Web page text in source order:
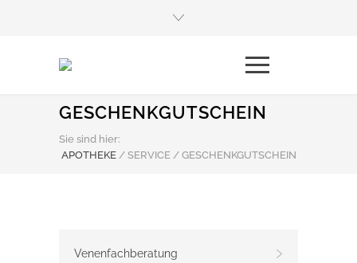
GESCHENKGUTSCHEIN
Sie sind hier:
APOTHEKE / SERVICE / GESCHENKGUTSCHEIN
Venenfachberatung